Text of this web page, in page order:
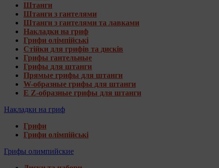
Штанги
Штанги з гантелями
Штанги з гантелями та лавками
Накладки на гриф
Грифи олімпійські
Стійки для грифів та дисків
Грифы гантельные
Грифы для штанги
Прямые грифы для штанги
W-образные грифы для штанги
E Z-образные грифы для штанги
Накладки на гриф
Грифи
Грифи олімпійські
Грифы олимпийские